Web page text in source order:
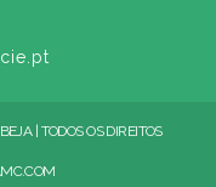
| TODOS OS DIREITOS